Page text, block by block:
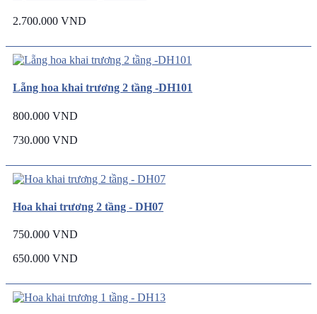
2.700.000 VND
Lẵng hoa khai trương 2 tầng -DH101
800.000 VND
730.000 VND
Hoa khai trương 2 tầng - DH07
750.000 VND
650.000 VND